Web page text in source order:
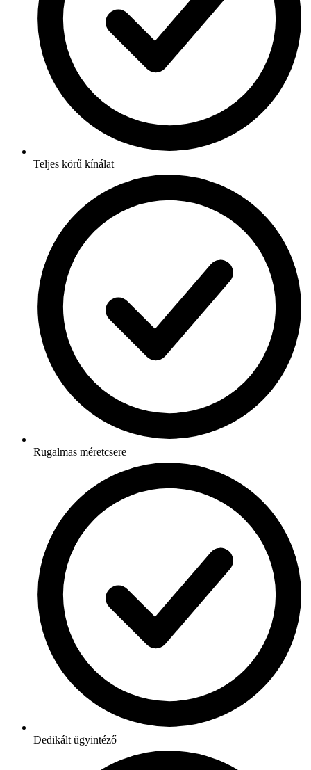
Teljes körű kínálat
Rugalmas méretcsere
Dedikált ügyintéző